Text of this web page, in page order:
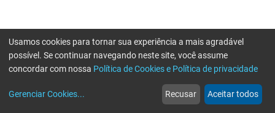
web
Notícias
more_horiz
Mais
Usamos cookies para tornar sua experiência a mais agradável
possível. Se continuar navegando neste site, você assume
concordar com nossa Política de Cookies e Política de privacidade
Gerenciar Cookies... Recusar Aceitar todos
Erro ao enviar informações, por favor tente novamente